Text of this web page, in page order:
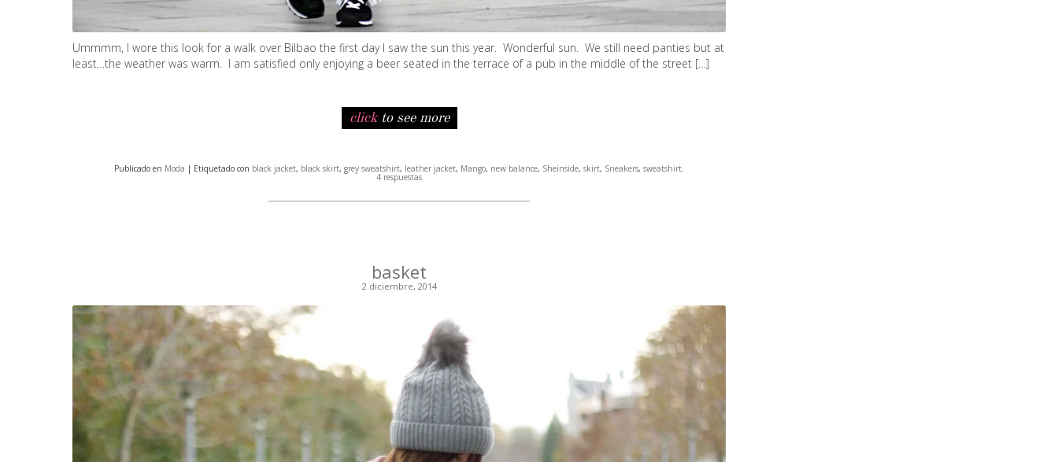
Ummmm, I wore this look for a walk over Bilbao the first day I saw the sun this year. Wonderful sun. We still need panties but at
least…the weather was warm. I am satisfied only enjoying a beer seated in the terrace of a pub in the middle of the street […]
clickto see more
Publicado en Moda | Etiquetado con black jacket, black skirt, grey sweatshirt, leather jacket, Mango, new balance, Sheinside, skirt, Sneakers, sweatshirt.
4 respuestas
basket
2 diciembre, 2014